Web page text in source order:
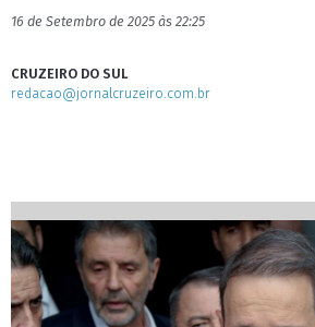
16 de Setembro de 2025 às 22:25
CRUZEIRO DO SUL
redacao@jornalcruzeiro.com.br